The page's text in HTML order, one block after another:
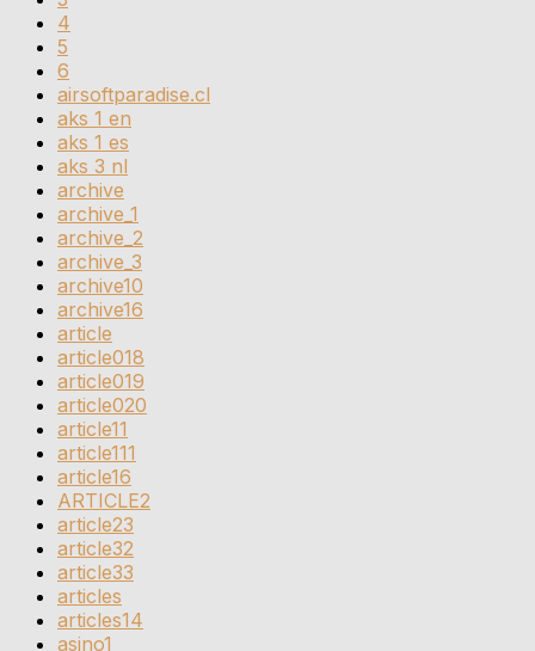
4
5
6
airsoftparadise.cl
aks 1 en
aks 1 es
aks 3 nl
archive
archive_1
archive_2
archive_3
archive10
archive16
article
article018
article019
article020
article11
article111
article16
ARTICLE2
article23
article32
article33
articles
articles14
asino1